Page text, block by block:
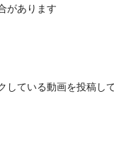
があります
している動画を投稿して